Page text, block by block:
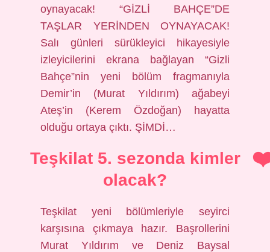
oynayacak! “GİZLİ BAHÇE”DE
TAŞLAR YERİNDEN OYNAYACAK!
Salı günleri sürükleyici hikayesiyle
izleyicilerini ekrana bağlayan “Gizli
Bahçe”nin yeni bölüm fragmanıyla
Demir’in (Murat Yıldırım) ağabeyi
Ateş’in (Kerem Özdoğan) hayatta
olduğu ortaya çıktı. ŞİMDİ…
Teşkilat 5. sezonda kimler
olacak?
Teşkilat yeni bölümleriyle seyirci
karşısına çıkmaya hazır. Başrollerini
Murat Yıldırım ve Deniz Baysal